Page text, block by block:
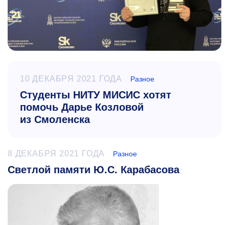
10 ДЕКАБРЯ 2021 ГОДА Разное
Студенты НИТУ МИСИС хотят
помочь Дарье Козловой
из Смоленска
8 ДЕКАБРЯ 2021 ГОДА Разное
Светлой памяти Ю.С. Карабасова